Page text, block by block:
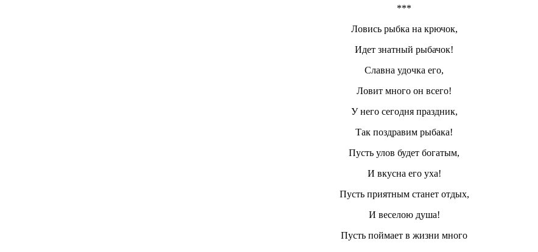
***
Ловись рыбка на крючок,
Идет знатный рыбачок!
Славна удочка его,
Ловит много он всего!
У него сегодня праздник,
Так поздравим рыбака!
Пусть улов будет богатым,
И вкусна его уха!
Пусть приятным станет отдых,
И веселою душа!
Пусть поймает в жизни много